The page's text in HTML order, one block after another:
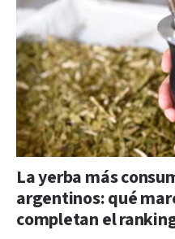
La yerba más
argentinos: qué
completan el